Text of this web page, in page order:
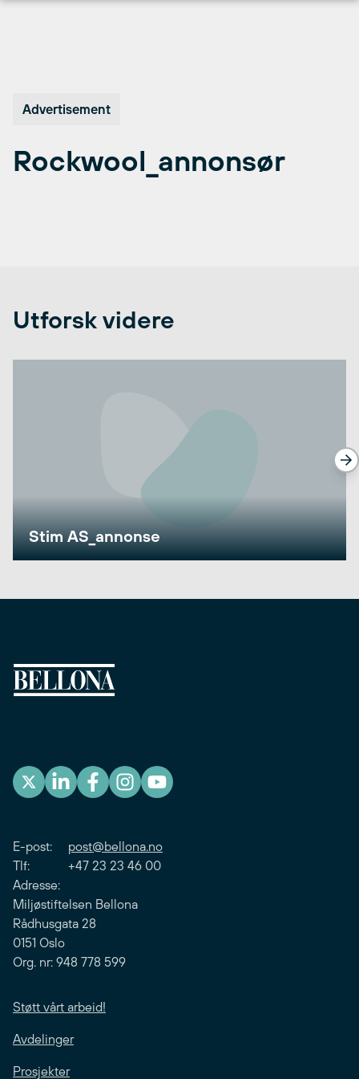
Advertisement
Rockwool_annonsør
Utforsk videre
Stim AS_annonse
E-post: post@bellona.no
Tlf: +47 23 23 46 00
Adresse:
Miljøstiftelsen Bellona
Rådhusgata 28
0151 Oslo
Org. nr: 948 778 599
Støtt vårt arbeid!
Avdelinger
Prosjekter